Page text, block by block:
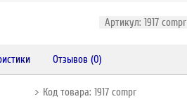
Артикул: 1917 compr
Отзывов (0)
Код товара: 1917 compr